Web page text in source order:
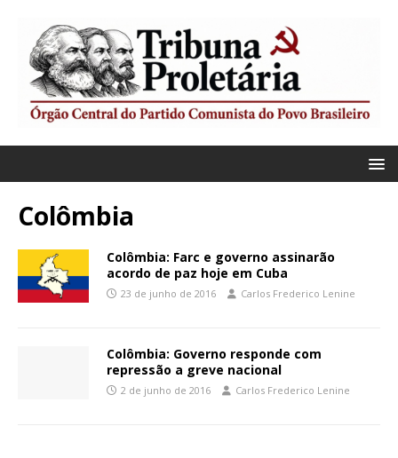
Colômbia
Colômbia: Farc e governo assinarão
acordo de paz hoje em Cuba
23 de junho de 2016 Carlos Frederico Lenine
Colômbia: Governo responde com
repressão a greve nacional
2 de junho de 2016 Carlos Frederico Lenine